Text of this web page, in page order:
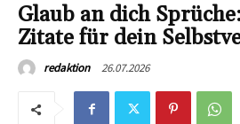
Glaub an dich
Zitate für dein
redaktion 26.07.2026